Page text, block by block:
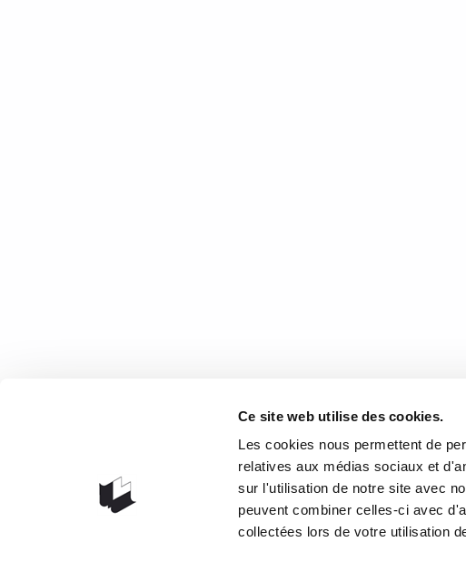
Ce site web utilise des cookies.
Les cookies nous permettent de
relatives aux médias sociaux et
sur l'utilisation de notre site avec
peuvent combiner celles-ci avec
collectées lors de votre utilisation
1073 route de
G1V 3W2
Obtenir
418 658-3640